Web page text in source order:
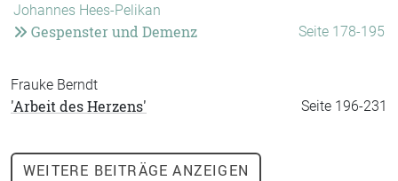
Johannes Hees-Pelikan
Seite 178-195
Gespenster und Demenz
Frauke Berndt
Seite 196-231
'Arbeit des Herzens'
WEITERE BEITRÄGE ANZEIGEN